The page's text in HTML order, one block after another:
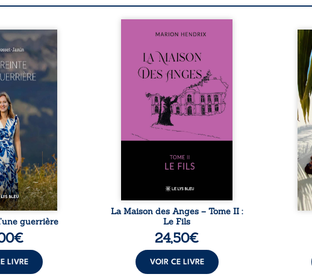
de l’enfance
impose ses
L’empreinte
livre, sans
quotidien
la maladie
médicale
ce que les
taisent : la
l’épuisement
de ne pas ...
guerrière
€
LIVRE
Nous sommes en 1979, soit 15
patriarche Anatole-Eustache.
La famille devra affronter non
seulement un inconnu qui rôde
autour du domaine et dont
Firmin, le fidèle majordome,
redoute les visites, le passé
encombrant d’Anatole-
Eustache, la malédiction
familiale, mais aussi la toute-
puissance de Gauthier. Mais
comment dompter cet enfant
avant qu’il ...
La Maison des Anges – Tome II :
Le Fils
24,50€
VOIR CE LIVRE
Au
eux,